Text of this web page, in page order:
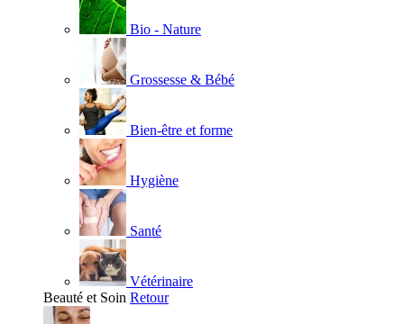
Bio - Nature
Grossesse & Bébé
Bien-être et forme
Hygiène
Santé
Vétérinaire
Beauté et Soin Retour